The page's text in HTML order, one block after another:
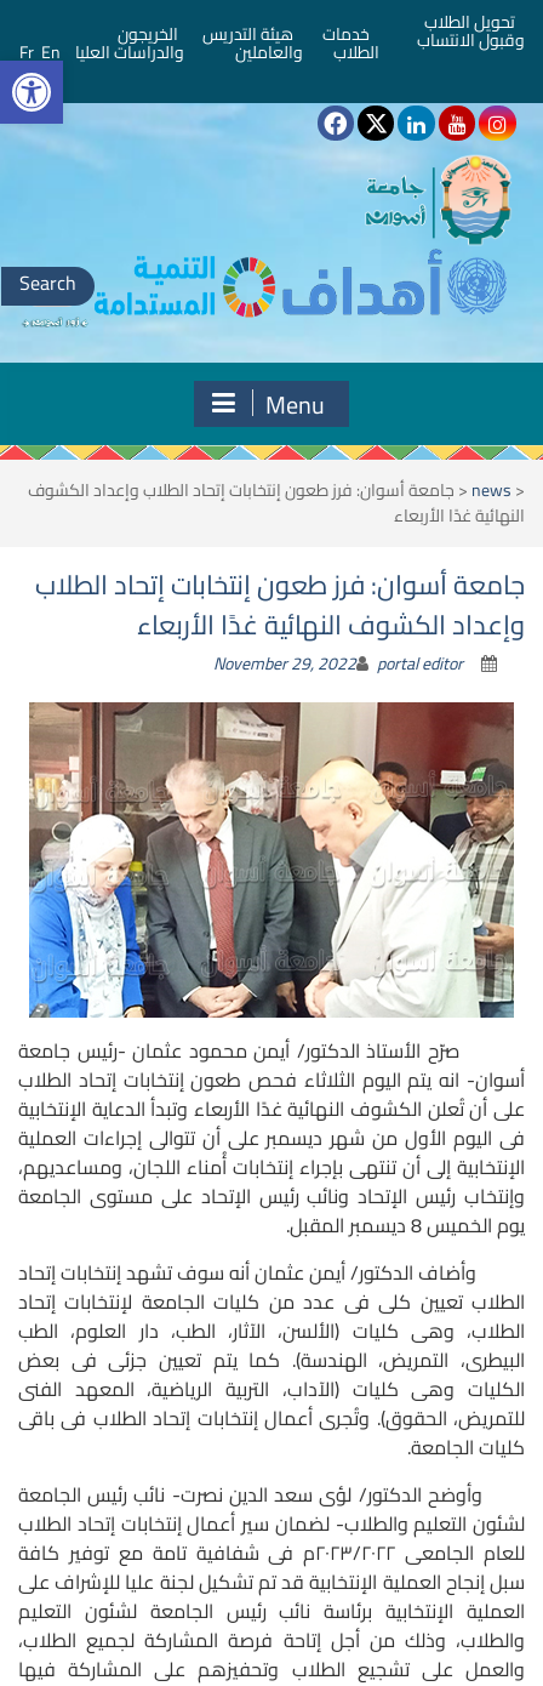
تحويل الطلاب
وقبول الانتساب خدمات
الطلاب
هيئة التدريس
والعاملين
الخريجون
والدراسات العليا En
Fr
Search
for:
Menu
<
news
<جامعة أسوان: فرز طعون إنتخابات إتحاد الطلاب وإعداد الكشوف
النهائية غدًا الأربعاء
جامعة أسوان: فرز طعون إنتخابات إتحاد الطلاب
وإعداد الكشوف النهائية غدًا الأربعاء
November 29, 2022 portal editor
صرّح الأستاذ الدكتور/ أيمن محمود عثمان -رئيس جامعة
أسوان- انه يتم اليوم الثلاثاء فحص طعون إنتخابات إتحاد الطلاب
على أن تُعلن الكشوف النهائية غدًا الأربعاء وتبدأ الدعاية الإنتخابية
فى اليوم الأول من شهر ديسمبر على أن تتوالى إجراءات العملية
الإنتخابية إلى أن تنتهى بإجراء إنتخابات أُمناء اللجان، ومساعديهم،
وإنتخاب رئيس الإتحاد ونائب رئيس الإتحاد على مستوى الجامعة
يوم الخميس 8 ديسمبر المقبل.
وأضاف الدكتور/ أيمن عثمان أنه سوف تشهد إنتخابات إتحاد
الطلاب تعيين كلى فى عدد من كليات الجامعة لإنتخابات إتحاد
الطلاب، وهى كليات (الألسن، الآثار، الطب، دار العلوم، الطب
البيطرى، التمريض، الهندسة). كما يتم تعيين جزئى فى بعض
الكليات وهى كليات (الآداب، التربية الرياضية، المعهد الفنى
للتمريض، الحقوق). وتُجرى أعمال إنتخابات إتحاد الطلاب فى باقى
كليات الجامعة.
وأوضح الدكتور/ لؤى سعد الدين نصرت- نائب رئيس الجامعة
لشئون التعليم والطلاب- لضمان سير أعمال إنتخابات إتحاد الطلاب
للعام الجامعى ٢٠٢٣/٢٠٢٢م فى شفافية تامة مع توفير كافة
سبل إنجاح العملية الإنتخابية قد تم تشكيل لجنة عليا للإشراف على
العملية الإنتخابية برئاسة نائب رئيس الجامعة لشئون التعليم
والطلاب، وذلك من أجل إتاحة فرصة المشاركة لجميع الطلاب،
والعمل على تشجيع الطلاب وتحفيزهم على المشاركة فيها